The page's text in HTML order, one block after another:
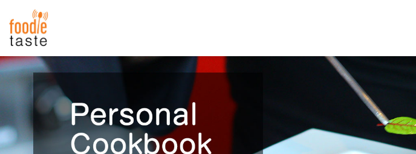
สูตรอาหาร
สูตรอาหารล่าสุด
Top Foodie
พาไปชิม
สารพันก้นครัว